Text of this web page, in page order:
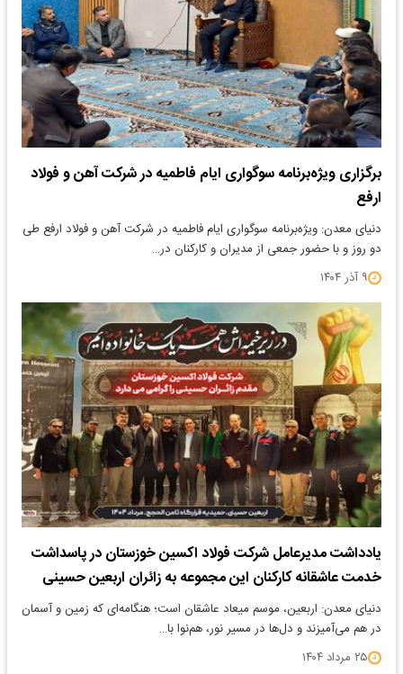
برگزاری ویژه‌برنامه سوگواری ایام فاطمیه در شرکت آهن و فولاد
ارفع
دنیای معدن: ویژه‌برنامه سوگواری ایام فاطمیه در شرکت آهن و فولاد ارفع طی
دو روز و با حضور جمعی از مدیران و کارکنان در…
۹ آذر ۱۴۰۴
یادداشت مدیرعامل شرکت فولاد اکسین خوزستان در پاسداشت
خدمت عاشقانه کارکنان این مجموعه به زائران اربعین حسینی
دنیای معدن: اربعین، موسم میعاد عاشقان است؛ هنگامه‌ای که زمین و آسمان
در هم می‌آمیزند و دل‌ها در مسیر نور، هم‌نوا با…
۲۵ مرداد ۱۴۰۴